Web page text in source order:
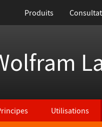
Produits
Utilisations